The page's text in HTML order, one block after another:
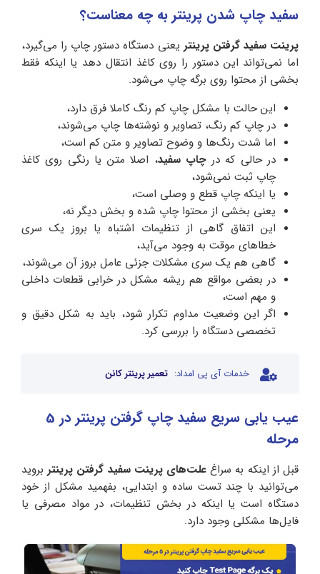
سفید چاپ شدن پرینتر به چه معناست؟
پرینت سفید گرفتن پرینتر یعنی دستگاه دستور چاپ را می‌گیرد،
اما نمی‌تواند این دستور را روی کاغذ انتقال دهد یا اینکه فقط
بخشی از محتوا روی برگه چاپ می‌شود.
این حالت با مشکل چاپ کم رنگ کاملا فرق دارد،
در چاپ کم رنگ، تصاویر و نوشته‌ها چاپ می‌شوند،
اما شدت رنگ‌ها و وضوح تصاویر و متن کم است،
در حالی که درچاپ سفید، اصلا متن یا رنگی روی کاغذ
چاپ ثبت نمی‌شود،
یا اینکه چاپ قطع و وصلی است،
یعنی بخشی از محتوا چاپ شده و بخش دیگر نه،
این اتفاق گاهی از تنظیمات اشتباه یا بروز یک سری
خطاهای موقت به وجود می‌آید،
گاهی هم یک سری مشکلات جزئی عامل بروز آن می‌شوند،
در بعضی مواقع هم ریشه مشکل در خرابی قطعات داخلی
و مهم است،
اگر این وضعیت مداوم تکرار شود، باید به شکل دقیق و
تخصصی دستگاه را بررسی کرد.
خدمات آی پی امداد: تعمیر پرینتر کانن
عیب یابی سریع سفید چاپ گرفتن پرینتر در 5
مرحله
قبل از اینکه به سراغ علت‌های پرینت سفید گرفتن پرینتر بروید
می‌توانید با چند تست ساده و ابتدایی، بفهمید مشکل از خود
دستگاه است یا اینکه در بخش تنظیمات، در مواد مصرفی یا
فایل‌ها مشکلی وجود دارد.